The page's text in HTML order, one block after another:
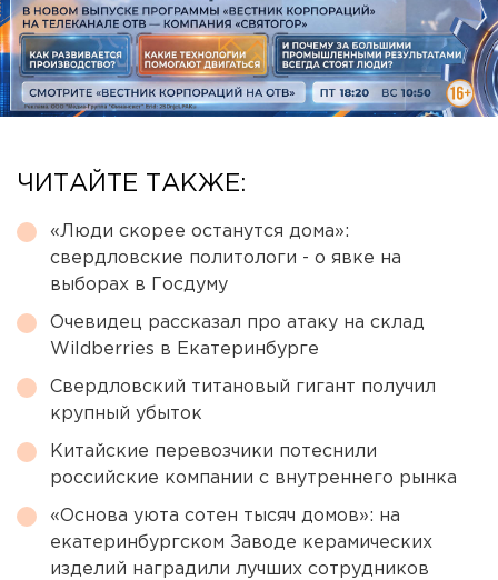
ЧИТАЙТЕ ТАКЖЕ:
«Люди скорее останутся дома»:
свердловские политологи - о явке на
выборах в Госдуму
Очевидец рассказал про атаку на склад
Wildberries в Екатеринбурге
Свердловский титановый гигант получил
крупный убыток
Китайские перевозчики потеснили
российские компании с внутреннего рынка
«Основа уюта сотен тысяч домов»: на
екатеринбургском Заводе керамических
изделий наградили лучших сотрудников